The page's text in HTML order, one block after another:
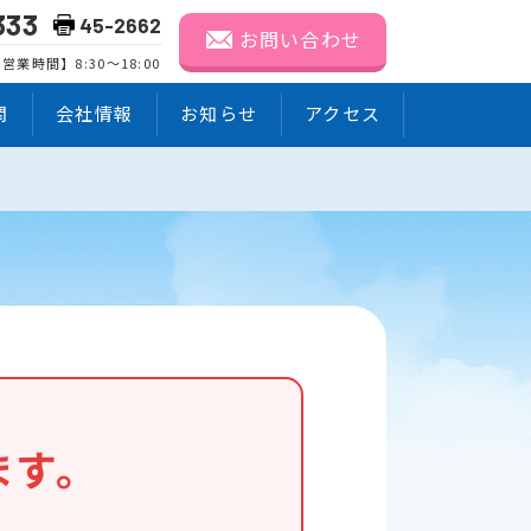
45-2662
業時間】8:30～18:00
お問い合わせ
会社情報 お知らせ アクセス
。